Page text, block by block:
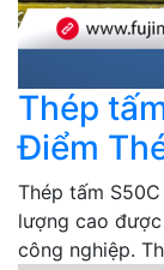
Thép
Điểm
Thép tấm
lượng cao
công nghiệp.